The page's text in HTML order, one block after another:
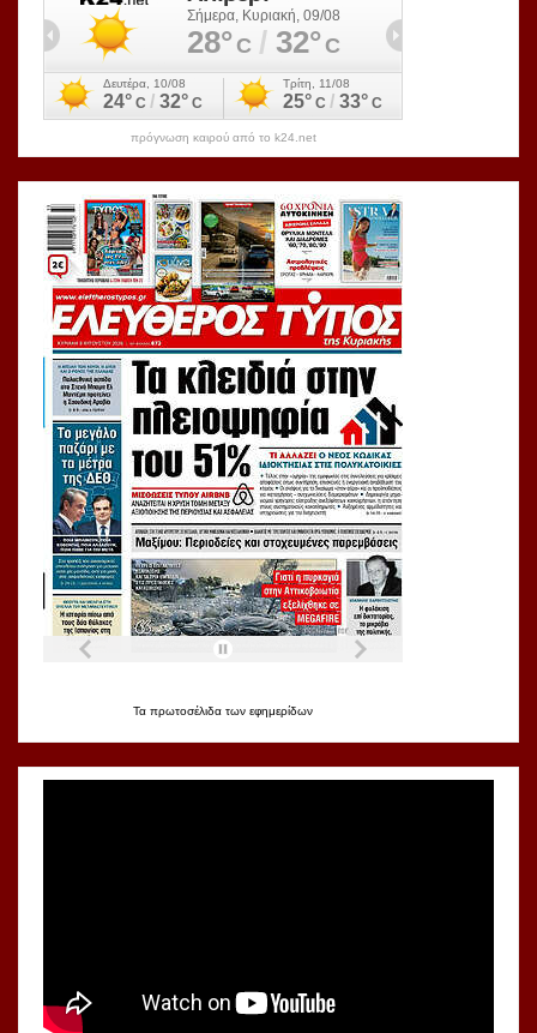
πρόγνωση καιρού από το k24.net
Τα πρωτοσέλιδα των εφημερίδων